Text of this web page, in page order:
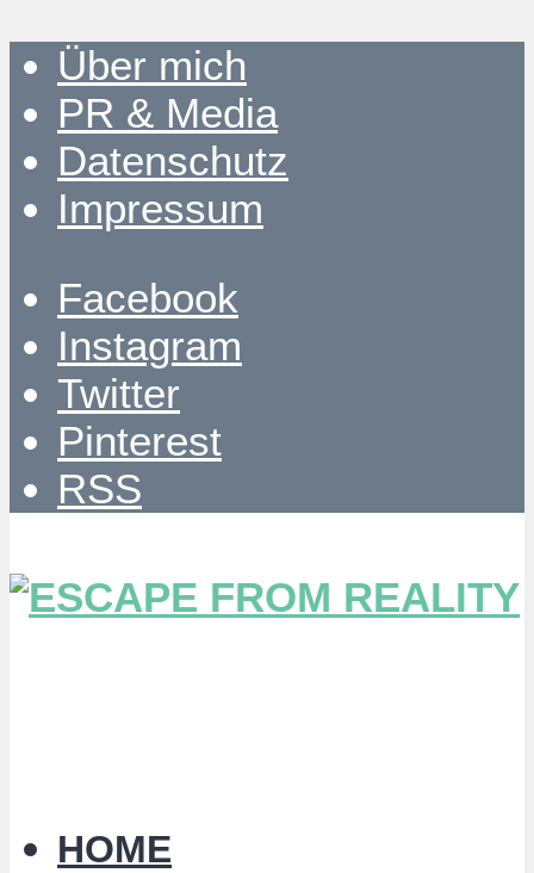
Über mich
PR & Media
Datenschutz
Impressum
Facebook
Instagram
Twitter
Pinterest
RSS
HOME